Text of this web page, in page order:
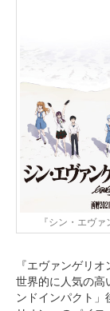
『シン・エヴァ
『エヴァンゲリ
世界的に人気の高
ンドインパクト